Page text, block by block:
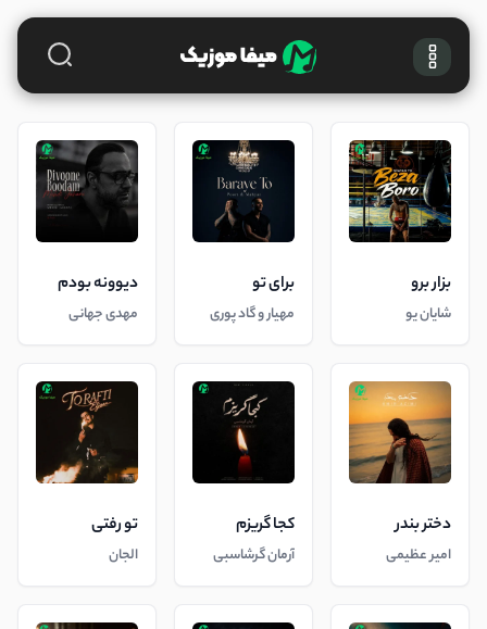
بزار برو
شایان یو
برای تو
مهیار و گاد پوری
دیوونه بودم
مهدی جهانی
دختر بندر
امیر عظیمی
کجا گریزم
آرمان گرشاسبی
تو رفتی
الجان